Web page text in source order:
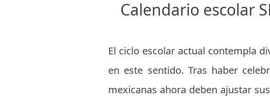
Calendario escolar
El ciclo escolar actual contempla
en este sentido. Tras haber
mexicanas ahora deben ajustar